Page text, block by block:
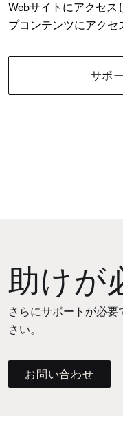
Webサイトにアクセス
プコンテンツにアクセ
サポ
助けが
さらにサポートが必
さい。
お問い合わせ